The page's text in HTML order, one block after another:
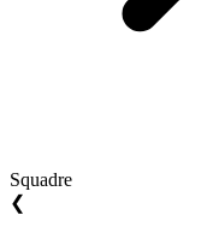
Squadre
❮